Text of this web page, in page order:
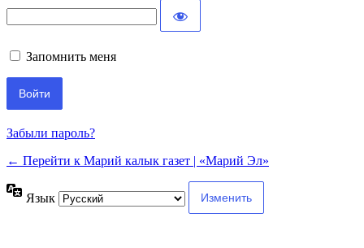
Запомнить меня
Забыли пароль?
← Перейти к Марий калык газет | «Марий Эл»
Язык